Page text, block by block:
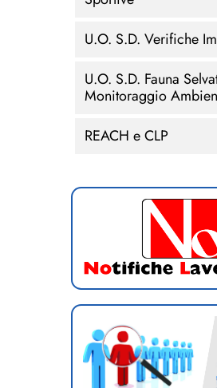
U.O. S.D. Verifiche
U.O. S.D. Fauna
Monitoraggio
REACH e CLP